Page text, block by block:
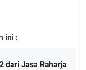
ini :
dari Jasa Raharja